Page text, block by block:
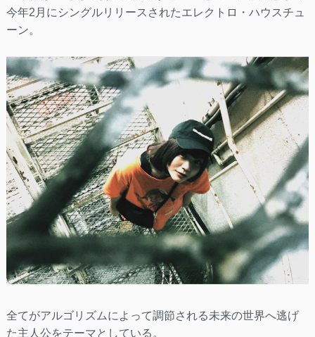
今年2月にシングルリリースされたエレクトロ・ハウスチュ
ーン。
全てがアルゴリズムによって調節される未来の世界へ逃げ
た主人公をテーマとしている。